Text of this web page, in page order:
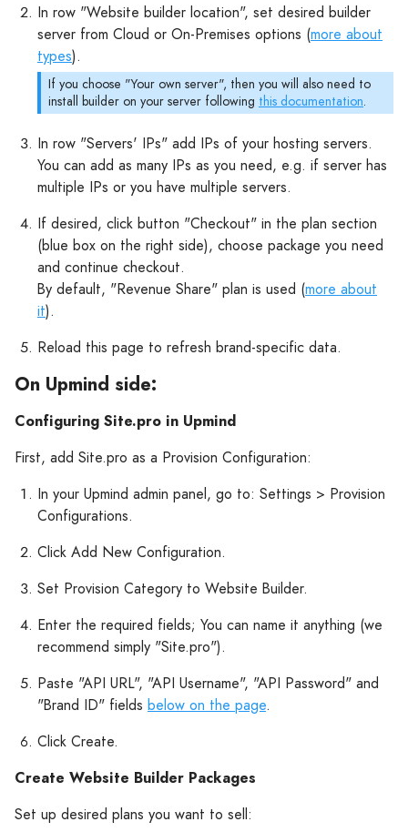
In row "Website builder location", set desired builder
server from Cloud or On-Premises options (more about
types).
If you choose "Your own server", then you will also need to
install builder on your server following this documentation.
In row "Servers' IPs" add IPs of your hosting servers.
You can add as many IPs as you need, e.g. if server has
multiple IPs or you have multiple servers.
If desired, click button "Checkout" in the plan section
(blue box on the right side), choose package you need
and continue checkout.
By default, "Revenue Share" plan is used (more about
it).
Reload this page to refresh brand-specific data.
On Upmind side:
Configuring Site.pro in Upmind
First, add Site.pro as a Provision Configuration:
In your Upmind admin panel, go to: Settings > Provision
Configurations.
Click Add New Configuration.
Set Provision Category to Website Builder.
Enter the required fields; You can name it anything (we
recommend simply "Site.pro").
Paste "API URL", "API Username", "API Password" and
"Brand ID" fields below on the page.
Click Create.
Create Website Builder Packages
Set up desired plans you want to sell: